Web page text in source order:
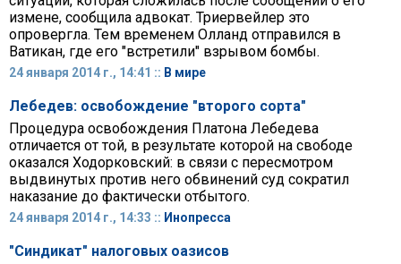
измене, сообщила адвокат. Триервейлер это
опровергла. Тем временем Олланд отправился в
Ватикан, где его "встретили" взрывом бомбы.
24 января 2014 г., 14:41 :: В мире
Лебедев: освобождение "второго сорта"
Процедура освобождения Платона Лебедева
отличается от той, в результате которой на свободе
оказался Ходорковский: в связи с пересмотром
выдвинутых против него обвинений суд сократил
наказание до фактически отбытого.
24 января 2014 г., 14:33 :: Инопресса
"Синдикат" налоговых оазисов